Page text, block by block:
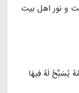
و نور اهل بيت
يُسَبِّحُ لَهُ فِيهَا